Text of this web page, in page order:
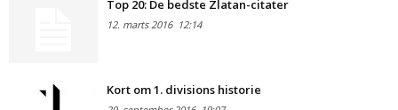
Top 20: De bedste Zlatan-citater
12. marts 201612:14
Kort om 1. divisions historie